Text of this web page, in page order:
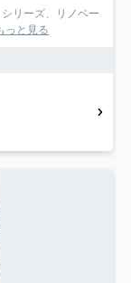
リーズ、リノベー
っと見る